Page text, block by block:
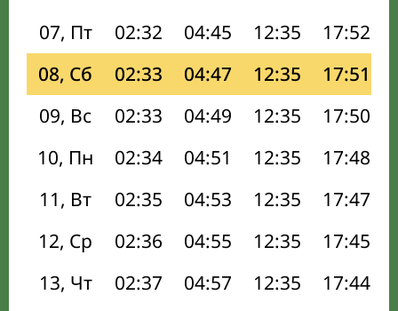
07, Пт
02:32 04:45 12:35 17:52
08, Сб
02:33 04:47 12:35 17:51
09, Вс
02:33 04:49 12:35 17:50
10, Пн
02:34 04:51 12:35 17:48
11, Вт
02:35 04:53 12:35 17:47
12, Ср
02:36 04:55 12:35 17:45
13, Чт
02:37 04:57 12:35 17:44